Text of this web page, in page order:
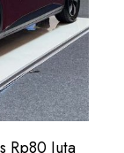
Rp80 Juta